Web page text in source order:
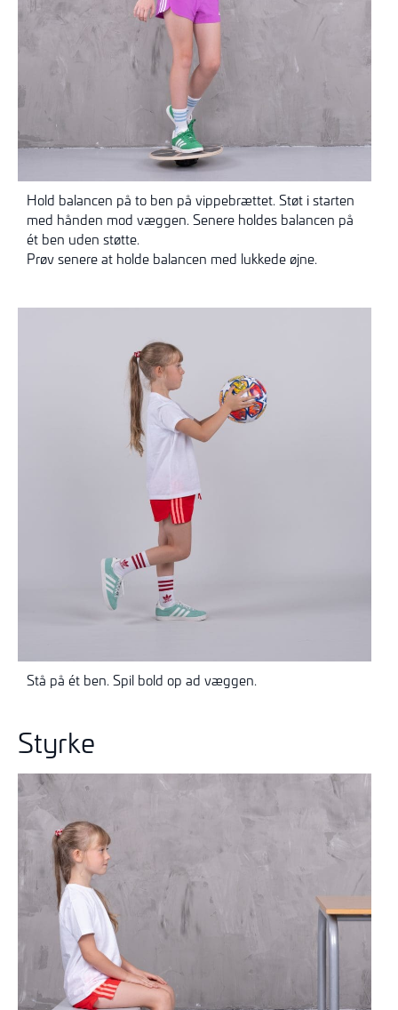
Hold balancen på to ben på vippebrættet. Støt i starten
med hånden mod væggen. Senere holdes balancen på
ét ben uden støtte.
Prøv senere at holde balancen med lukkede øjne.
Stå på ét ben. Spil bold op ad væggen.
Styrke